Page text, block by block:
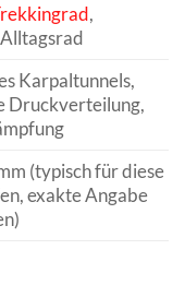
,
Karpaltunnels,
Druckverteilung,
(typisch für diese
exakte Angabe